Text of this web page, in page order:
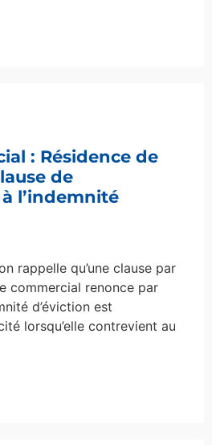
: Résidence de
de
l’indemnité
rappelle qu’une clause par
commercial renonce par
d’éviction est
lorsqu’elle contrevient au